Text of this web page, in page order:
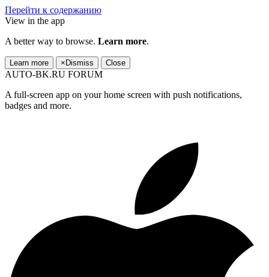
Перейти к содержанию
View in the app
A better way to browse. Learn more.
Learn more × Dismiss Close
AUTO-BK.RU FORUM
A full-screen app on your home screen with push notifications,
badges and more.